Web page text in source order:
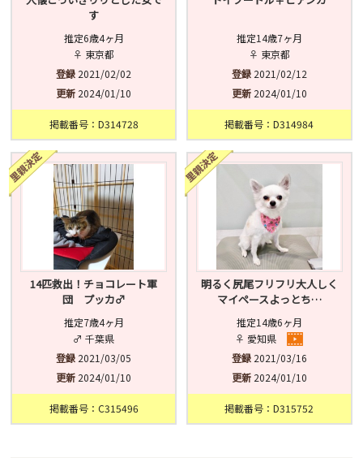
す
推定6歳4ヶ月
♀ 東京都
登録 2021/02/02
更新 2024/01/10
掲載番号：D314728
推定14歳7ヶ月
♀ 東京都
登録2021/02/12
更新2024/01/10
掲載番号：D314984
14匹救出！チョコレート軍
団 プッカ♂
推定7歳4ヶ月
♂ 千葉県
登録 2021/03/05
更新 2024/01/10
掲載番号：C315496
明るく尻尾フリフリ大人しく
マイペースよっとち…
推定14歳6ヶ月
♀ 愛知県
登録2021/03/16
更新2024/01/10
掲載番号：D315752